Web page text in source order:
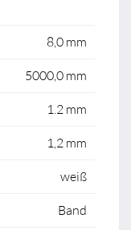
8,0 mm
5000,0 mm
1.2 mm
1,2 mm
weiß
Band